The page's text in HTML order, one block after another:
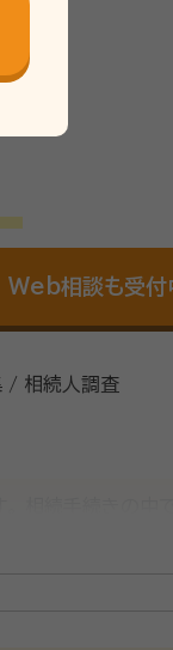
Web相談も受付
/ 相続人調査
す。